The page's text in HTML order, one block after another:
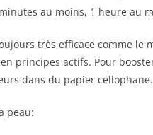
au moins, 1 heure au
très efficace comme le
principes actifs. Pour
dans du papier
peau: